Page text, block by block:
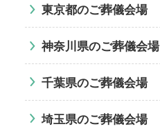
東京都のご葬儀会場
神奈川県のご葬儀会場
千葉県のご葬儀会場
埼玉県のご葬儀会場